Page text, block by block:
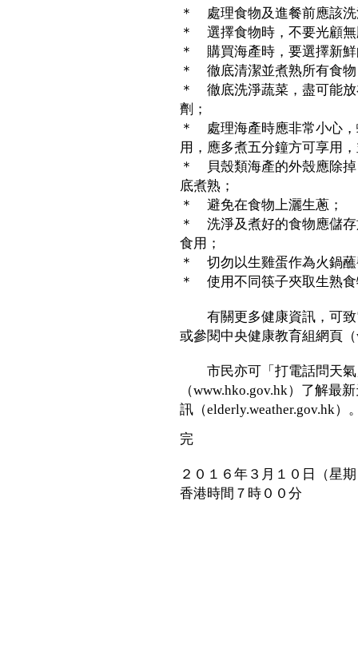
＊ 處理食物及進餐前應該
＊ 選擇食物時，不要光顧
＊ 購買海產時，要選擇新
＊ 徹底清潔並煮熟所有食
＊ 徹底洗淨蔬菜，盡可能
劑；
＊ 處理海產時應非常小心
用，應多煮五分鐘方可享用
＊ 貝殼類海產的外殼應除
底煮熟；
＊ 避免在食物上灑生蔥；
＊ 洗淨及煮好的食物應儲
食用；
＊ 切勿以生雞蛋作為火鍋
＊ 使用不同筷子夾取生熟
有關更多健康資訊，可致
或參閱中央健康教育組網頁
市民亦可「打電話問天氣
（www.hko.gov.hk）了解最
訊（elderly.weather.gov.hk）
完
２０１６年３月１０日（星
香港時間７時００分